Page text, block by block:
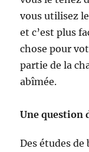
vous utilisez
et c’est plus
chose pour
partie de la
abîmée.
Une question
Des études